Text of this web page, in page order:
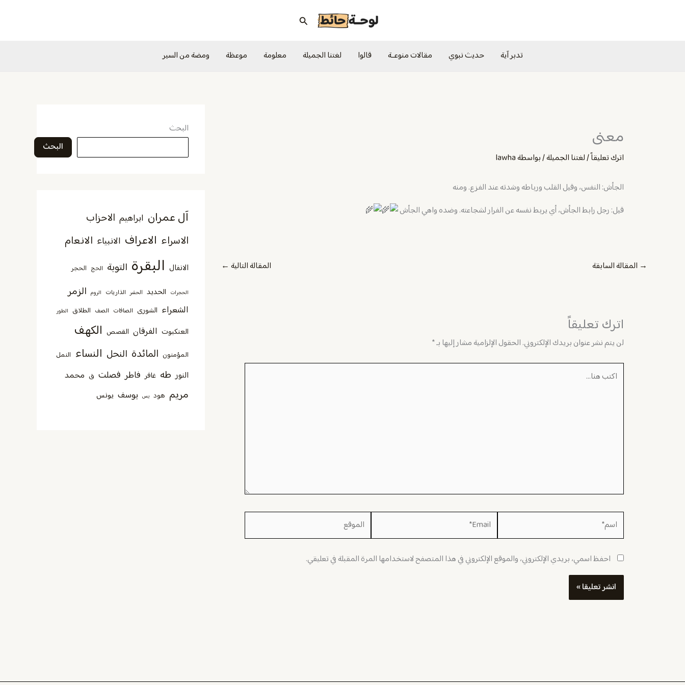
البحث
تدبر آية حديث نبوي مقالات منوعــة قالوا لغتنا الجميلة معلومة موعظة ومضة من السير
معنى
اترك تعليقاً/لغتنا الجميلة/ بواسطةlawha
الجأش: النفس، وقيل القلب ورباطه وشدته عند الفزع. ومنه
قيل: رجل رابط الجأش، أي يربط نفسه عن الفرار لشجاعته. وضده واهي الجأش
→ المقالة السابقة المقالة التالية ←
اترك تعليقاً
لن يتم نشر عنوان بريدك الإلكتروني.الحقول الإلزامية مشار إليها بـ*
اكتب
اسم* Email* الموقع
احفظ اسمي، بريدي الإلكتروني، والموقع الإلكتروني في هذا المتصفح لاستخدامها المرة المقبلة في تعليقي.
البحث
البحث
آل عمران ابراهيم الاحزاب
الاسراء الاعراف الانبياء الانعام
الانفال البقرة التوبة الحج الحجر
الحجرات الحديد الحشر الذاريات الروم الزمر
الشعراء الشورى الصافات الصف الطلاق الطور
العنكبوت الفرقان القصص الكهف
المؤمنون المائدة النحل النساء النمل
النور طه غافر فاطر فصلت ق محمد
مريم هود يس يوسف يونس